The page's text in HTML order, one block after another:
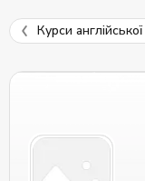
Курси